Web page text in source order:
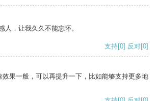
人，让我久久不能忘怀。
支持[0] 反对[0]
效果一般，可以再提升一下，比如能够支持更多地